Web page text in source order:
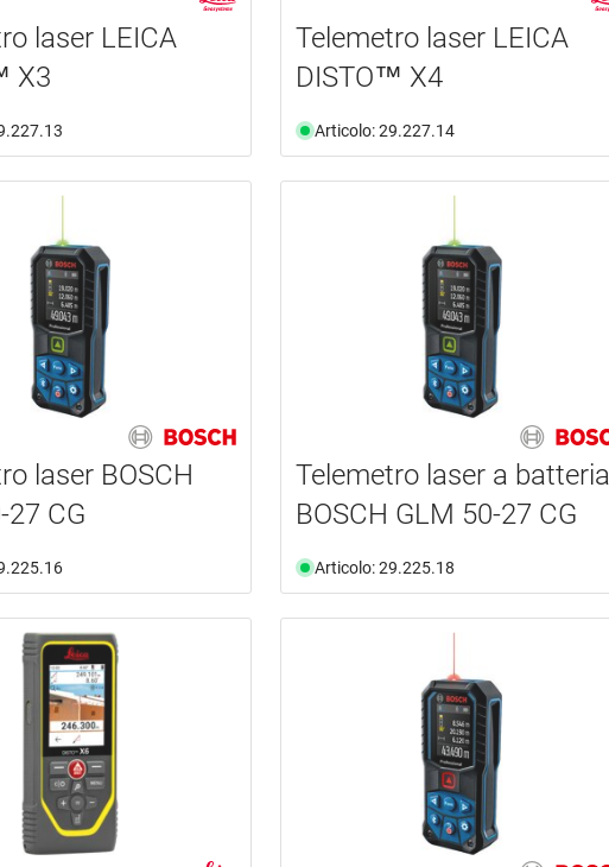
laser LEICA
X3
Telemetro laser LEICA
DISTO™ X4
Articolo: 29.227.14
laser BOSCH
27 CG
Telemetro laser a batteria
BOSCH GLM 50-27 CG
Articolo: 29.225.18